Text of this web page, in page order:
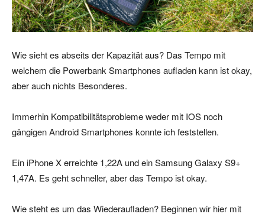
Wie sieht es abseits der Kapazität aus? Das Tempo mit
welchem die Powerbank Smartphones aufladen kann ist okay,
aber auch nichts Besonderes.
Immerhin Kompatibilitätsprobleme weder mit IOS noch
gängigen Android Smartphones konnte ich feststellen.
Ein iPhone X erreichte 1,22A und ein Samsung Galaxy S9+
1,47A. Es geht schneller, aber das Tempo ist okay.
Wie steht es um das Wiederaufladen? Beginnen wir hier mit